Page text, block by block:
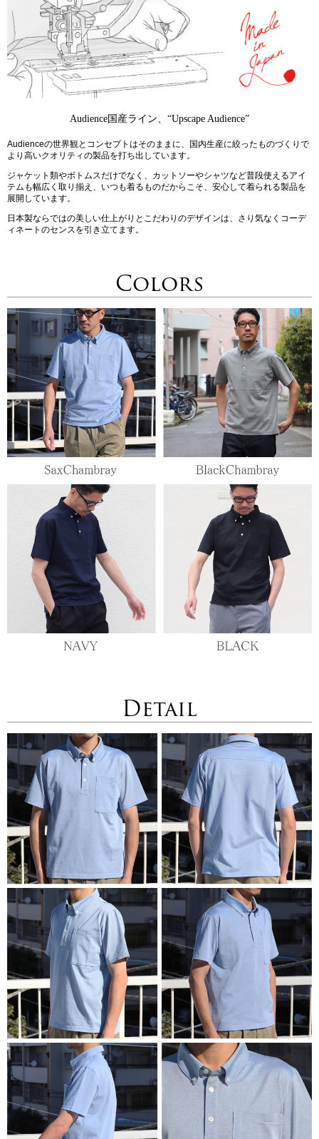
Audience国産ライン、“Upscape Audience”
Audienceの世界観とコンセプトはそのままに、国内生産に絞ったものづくりで
より高いクオリティの製品を打ち出しています。
ジャケット類やボトムスだけでなく、カットソーやシャツなど普段使えるアイ
テムも幅広く取り揃え、いつも着るものだからこそ、安心して着られる製品を
展開しています。
日本製ならではの美しい仕上がりとこだわりのデザインは、さり気なくコーデ
ィネートのセンスを引き立てます。
Colors
Detail